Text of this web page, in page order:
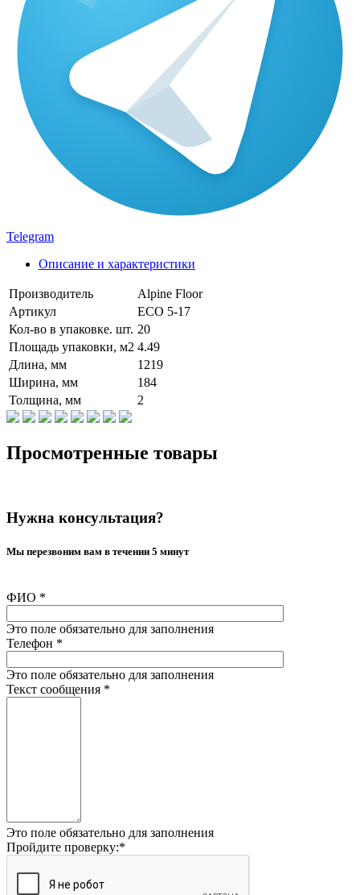
Telegram
Описание и характеристики
Производитель
Alpine Floor
Артикул
ECO 5-17
Кол-во в упаковке. шт. 20
Площадь упаковки, м2 4.49
Длина, мм
1219
Ширина, мм
184
Толщина, мм
2
Просмотренные товары
Нужна консультация?
Мы перезвоним вам в течении 5 минут
ФИО *
Это поле обязательно для заполнения
Телефон *
Это поле обязательно для заполнения
Текст сообщения *
Это поле обязательно для заполнения
Пройдите проверку:*